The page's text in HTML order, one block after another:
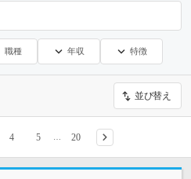
職種 年収 特徴
並び替え
4 5 20